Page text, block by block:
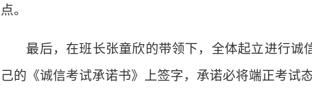
点。
最后，在班长张童欣的带领下，全体起立进行
己的《诚信考试承诺书》上签字，承诺必将端正考试